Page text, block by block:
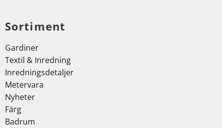
Sortiment
Gardiner
Textil & Inredning
Inredningsdetaljer
Metervara
Nyheter
Färg
Badrum